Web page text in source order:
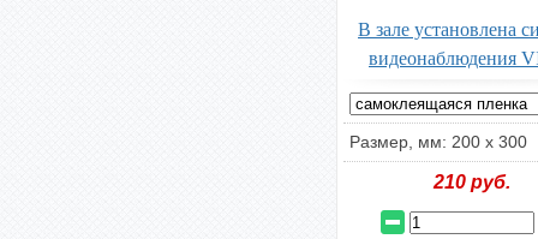
В зале установлена
видеонаблюдения
Размер, мм: 200 х 300
210 руб.